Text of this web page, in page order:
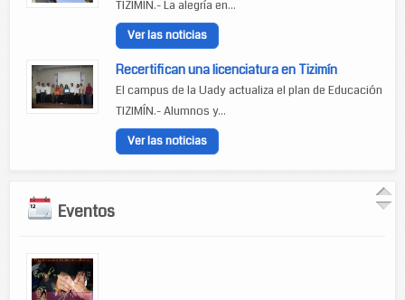
TIZIMÍN.- La alegría en...
Ver las noticias
Recertifican una licenciatura en Tizimín
El campus de la Uady actualiza el plan de Educación
TIZIMÍN.- Alumnos y...
Ver las noticias
Eventos